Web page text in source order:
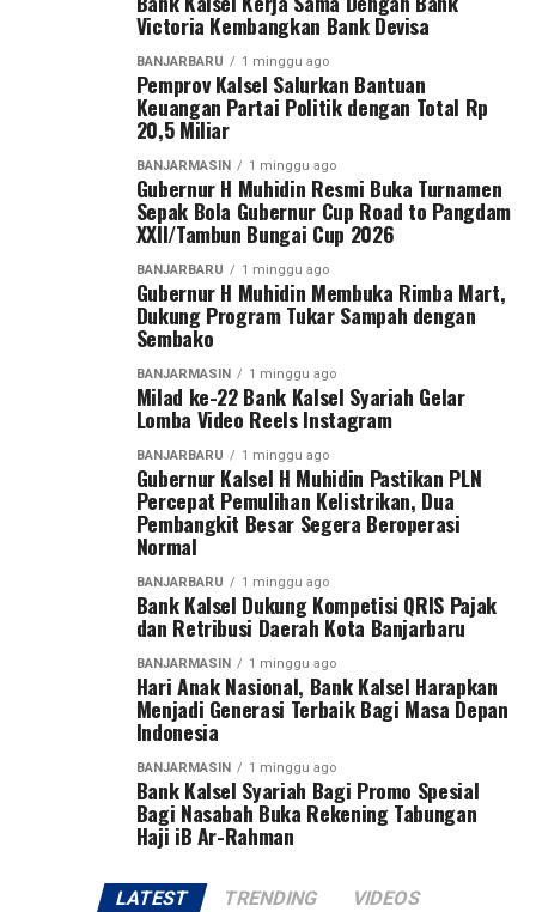
XXII/Tambun Bungai Cup 2026.
Sementara itu, Pangdam XXII/Tambun Bungai Mayjen
TNI Zainal Arifin menegaskan turnamen ini merupakan
langkah nyata Kodam XXII/Tambun Bungai dalam
membangun ekosistem pembinaan sepak bola di dua
wilayah yang berada di bawah tanggung jawabnya, yakni
Kalimantan Selatan dan Kalimantan Tengah.
sekitar satu tahun, diperlukan wadah kompetisi yang
mampu menjaring talenta-talenta muda terbaik.
“Karena kita baru berdiri sekitar satu tahun dan
memiliki dua wilayah, yaitu Kalimantan Tengah dan
Kalimantan Selatan. Oleh karena itu, kami menggelar
turnamen sepak bola ini untuk mencari bibit-bibit anak
muda dari kedua provinsi tersebut,” ujar Pangdam Zainal
Pangdam menegaskan sepak bola bukan hanya olahraga
yang paling digemari masyarakat, tetapi juga sarana
membentuk karakter generasi muda melalui nilai
disiplin, kerja sama, sportivitas, dan semangat juang.
Turnamen ini diikuti 27 tim, terdiri dari 13 klub asal
Kalimantan Selatan dan 14 klub asal Kalimantan
Tengah. Dua tim terbaik dari masing-masing provinsi
akan melaju ke putaran final Pangdam XXII/Tambun
Bungai Cup 2026 yang dijadwalkan berlangsung di
Stadion Sangga Buana, Kalimantan Tengah, pada 6–8
Post Views: 36
Sebarkan
WhatsApp 0
Messenger 0 Twitter 0
Victoria Kembangkan Bank Devisa
BANJARBARU 1 minggu ago
Pemprov Kalsel Salurkan Bantuan
Keuangan Partai Politik dengan Total Rp
20,5 Miliar
BANJARMASIN 1 minggu ago
Gubernur H Muhidin Resmi Buka Turnamen
Sepak Bola Gubernur Cup Road to Pangdam
XXII/Tambun Bungai Cup 2026
BANJARBARU 1 minggu ago
Gubernur H Muhidin Membuka Rimba Mart,
Dukung Program Tukar Sampah dengan
Sembako
BANJARMASIN 1 minggu ago
Milad ke-22 Bank Kalsel Syariah Gelar
Lomba Video Reels Instagram
BANJARBARU 1 minggu ago
Gubernur Kalsel H Muhidin Pastikan PLN
Percepat Pemulihan Kelistrikan, Dua
Pembangkit Besar Segera Beroperasi
Normal
BANJARBARU 1 minggu ago
Bank Kalsel Dukung Kompetisi QRIS Pajak
dan Retribusi Daerah Kota Banjarbaru
BANJARMASIN 1 minggu ago
Hari Anak Nasional, Bank Kalsel Harapkan
Menjadi Generasi Terbaik Bagi Masa Depan
Indonesia
BANJARMASIN 1 minggu ago
Bank Kalsel Syariah Bagi Promo Spesial
Bagi Nasabah Buka Rekening Tabungan
Haji iB Ar-Rahman
LATEST TRENDING VIDEOS